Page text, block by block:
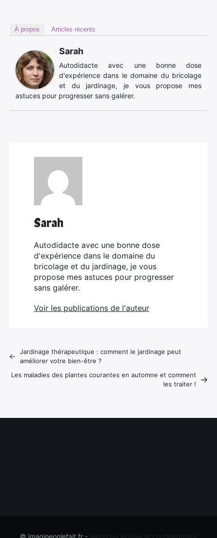
À propos Articles récents
Sarah
Autodidacte avec une bonne dose
d'expérience dans le domaine du bricolage
et du jardinage, je vous propose mes
astuces pour progresser sans galérer.
Sarah
Autodidacte avec une bonne dose
d'expérience dans le domaine du
bricolage et du jardinage, je vous
propose mes astuces pour progresser
sans galérer.
Voir les publications de l'auteur
Jardinage thérapeutique : comment le jardinage peut
améliorer votre bien-être ?
Les maladies des plantes courantes en automne et comment
les traiter !